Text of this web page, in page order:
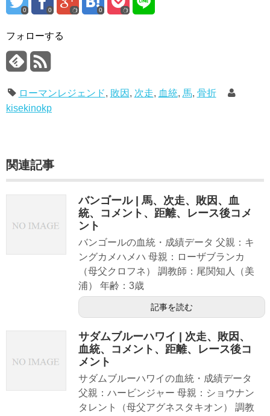
0 0 0
フォローする
ローマンレジェンド, 敗因 , 次走, 血統, 馬, 骨折
kisekinokp
関連記事
バンゴール | 馬、次走、敗因、血
統、コメント、距離、レース後コメ
ント
バンゴールの血統・成績データ 父親：キ
ングカメハメハ 母親：ローザブランカ
（母父クロフネ） 調教師：尾関知人（美
浦） 年齢：3歳
記事を読む
サダムブルーハワイ | 次走、敗因、
血統、コメント、距離、レース後コ
メント
サダムブルーハワイの血統・成績データ
父親：ハービンジャー 母親：ショウナン
タレント（母父アグネスタキオン） 調教